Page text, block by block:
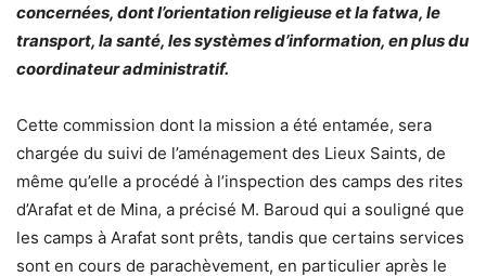
concernées, dont l’orientation religieuse et la fatwa, le
transport, la santé, les systèmes d’information, en plus du
coordinateur administratif.
Cette commission dont la mission a été entamée, sera
chargée du suivi de l’aménagement des Lieux Saints, de
même qu’elle a procédé à l’inspection des camps des rites
d’Arafat et de Mina, a précisé M. Baroud qui a souligné que
les camps à Arafat sont prêts, tandis que certains services
sont en cours de parachèvement, en particulier après le